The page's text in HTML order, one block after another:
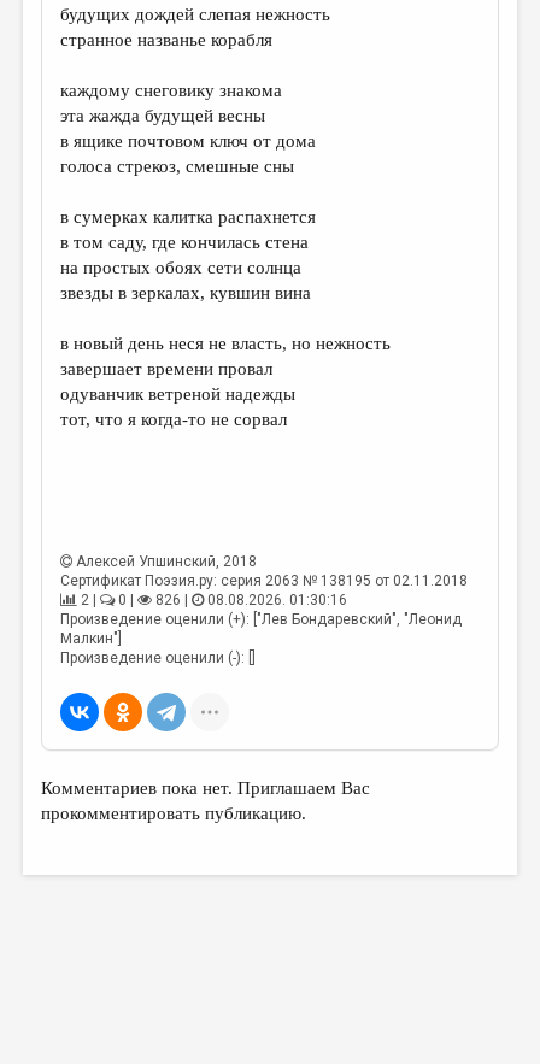
ДАЙДЖЕСТ
ПЕРЕВОДЫ
КОНКУРСЫ
КНИЖНАЯ ПОЛКА
ОБЗОР ЛИТЕРАТУРЫ
ОБЪЯВЛЕНИЯ
ЭССЕИСТИКА
ЛИТЕРАТУРОВЕДЕНИЕ
КУЛЬТУРОВЕДЕНИЕ
ПУБЛИЦИСТИКА
РЕЦЕНЗИРОВАНИЕ
ЦИКЛЫ ПУБЛИКАЦИЙ
ТРЕДИАКОВСКИЙ
МЕДИА
будущих дождей слепая нежность
странное названье корабля
каждому снеговику знакома
эта жажда будущей весны
в ящике почтовом ключ от дома
голоса стрекоз, смешные сны
в сумерках калитка распахнется
в том саду, где кончилась стена
на простых обоях сети солнца
звезды в зеркалах, кувшин вина
в новый день неся не власть, но нежность
завершает времени провал
одуванчик ветреной надежды
тот, что я когда-то не сорвал
Алексей Упшинский, 2018
Сертификат Поэзия.ру: серия 2063 № 138195 от 02.11.2018
2 |
0 | 826 |
08.08.2026. 01:30:16
Произведение оценили (+): ["Лев Бондаревский", "Леонид
Малкин"]
Произведение оценили (-): []
Комментариев пока нет. Приглашаем Вас
прокомментировать публикацию.